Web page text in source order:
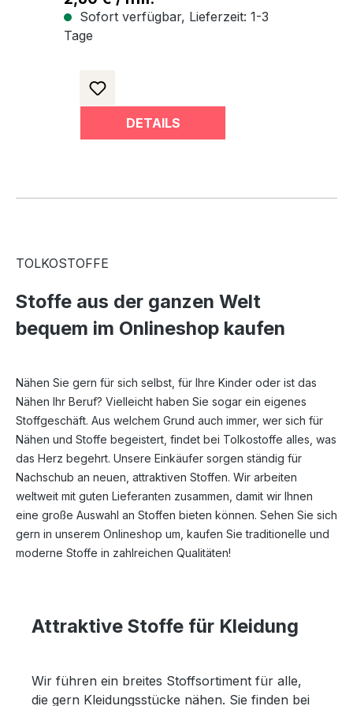
Sofort verfügbar, Lieferzeit: 1-3
Tage
DETAILS
TOLKOSTOFFE
Stoffe aus der ganzen Welt
bequem im Onlineshop kaufen
Nähen Sie gern für sich selbst, für Ihre Kinder oder ist das
Nähen Ihr Beruf? Vielleicht haben Sie sogar ein eigenes
Stoffgeschäft. Aus welchem Grund auch immer, wer sich für
Nähen und Stoffe begeistert, findet bei Tolkostoffe alles, was
das Herz begehrt. Unsere Einkäufer sorgen ständig für
Nachschub an neuen, attraktiven Stoffen. Wir arbeiten
weltweit mit guten Lieferanten zusammen, damit wir Ihnen
eine große Auswahl an Stoffen bieten können. Sehen Sie sich
gern in unserem Onlineshop um, kaufen Sie traditionelle und
moderne Stoffe in zahlreichen Qualitäten!
Attraktive Stoffe für Kleidung
Wir führen ein breites Stoffsortiment für alle,
die gern Kleidungsstücke nähen. Sie finden bei